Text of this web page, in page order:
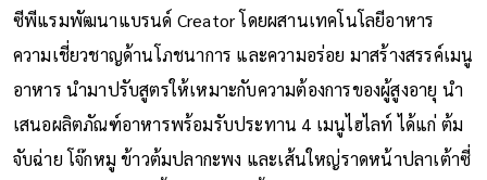
ซีพีแรมพัฒนาแบรนด์ Creator โดยผสานเทคโนโลยีอาหาร
ความเชี่ยวชาญด้านโภชนาการ และความอร่อย มาสร้างสรรค์เมนู
อาหาร นำมาปรับสูตรให้เหมาะกับความต้องการของผู้สูงอายุ นำ
เสนอผลิตภัณฑ์อาหารพร้อมรับประทาน 4 เมนูไฮไลท์ ได้แก่ ต้ม
จับฉ่าย โจ๊กหมู ข้าวต้มปลากะพง และเส้นใหญ่ราดหน้าปลาเต้าซี่